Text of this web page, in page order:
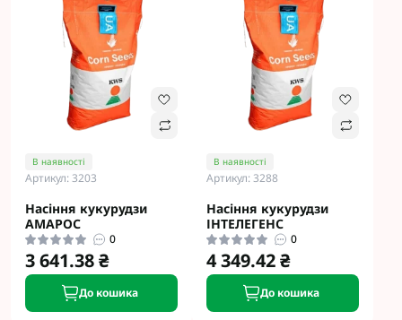
В наявності
Артикул: 3203
Насіння кукурудзи
АМАРОС
0
3 641.38 ₴
До кошика
В наявності
Артикул: 3288
Насіння кукурудзи
ІНТЕЛЕГЕНС
0
4 349.42 ₴
До кошика